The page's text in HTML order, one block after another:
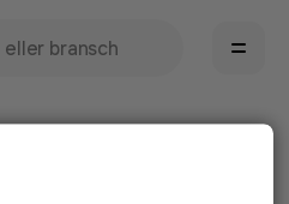
kan avhjälpa det.